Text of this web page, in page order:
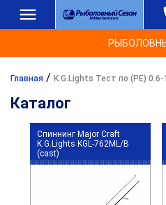
Главная / K.G.Lights Тест по (РЕ)
Каталог
Спиннинг Major Craft
K.G.Lights KGL-762ML/B
(cast)